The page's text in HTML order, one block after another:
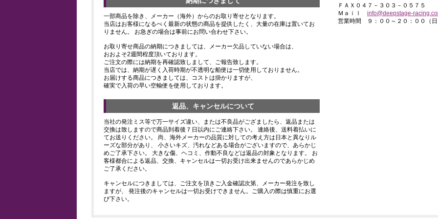
一部商品を除き、メーカー（海外）からのお取り寄せとなります。
当店はお客様になるべく最新の状態の商品を提供したく、大量の在庫は置いてお
りません。 お急ぎの場合は事前にお問い合わせ下さい。
お取り寄せ商品の納期につきましては、メーカー欠品していない場合は、
おおよそ2週間程度頂いております。
ご注文の際には納期を再確認致しまして、ご報告致します。
当店では、納期が遅く入荷時期が不透明な船便は一切使用しておりません。
お届けする商品につきましては、コストは掛かりますが、
確実で入荷の早い空輸便を使用しております。
返品、キャンセルについて
当社の発注ミス等で万一サイズ違い、または不良品がござましたら、返品または
交換は致しますので商品到着後７日以内にご連絡下さい。 連絡後、送料着払いに
てお送りください。 尚、海外メーカーの品質に対しての考え方は日本と異なりル
ーズな部分があり、 小さいキズ、汚れなどある場合がございますので、あらかじ
めご了承下さい。 大きな傷、ヘコミ、作動不良などは返品の対象となります。 お
客様都合による返品、交換、キャンセルは一切お受け出来ませんのであらかじめ
ご了承ください。
キャンセルにつきましては、ご注文を頂きご入金確認次第、メーカー発注を致し
ますが、 発注後のキャンセルは一切お受けできません。ご購入の際は慎重にお選
び下さい。
ＦＡＸ０４７－３０３－０５７５
Ｍａｉｌ info@deepstage-
営業時間 ９：００～２０：００（日